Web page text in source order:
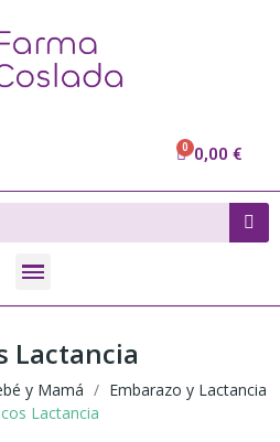
0,00 €
Lactancia
y Mamá
Embarazo y Lactancia
Lactancia